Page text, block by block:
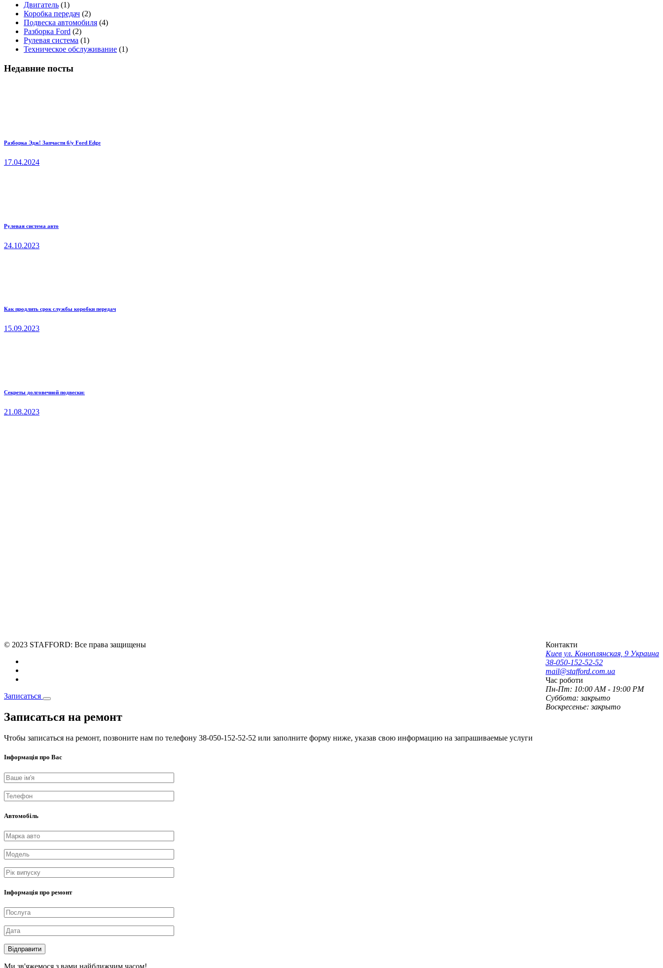
Двигатель (1)
Коробка передач (2)
Подвеска автомобиля (4)
Разборка Ford (2)
Рулевая система (1)
Техническое обслуживание (1)
Недавние посты
Разборка Эдж! Запчасти б/у Ford Edge
17.04.2024
Рулевая система авто
24.10.2023
Как продлить срок службы коробки передач
15.09.2023
Секреты долговечной подвески:
21.08.2023
Контакти
Киев ул. Коноплянская, 9 Украина
38-050-152-52-52
mail@stafford.com.ua
Час роботи
Пн-Пт: 10:00 AM - 19:00 PM
Суббота:закрыто
Воскресенье:закрыто
© 2023 STAFFORD: Все права защищены
Записаться
Записаться на ремонт
Чтобы записаться на ремонт, позвоните нам по телефону 38-050-152-52-52 или заполните форму ниже, указав свою информацию на запрашиваемые услуги
Інформація про Вас
Автомобіль
Інформація про ремонт
Відправити